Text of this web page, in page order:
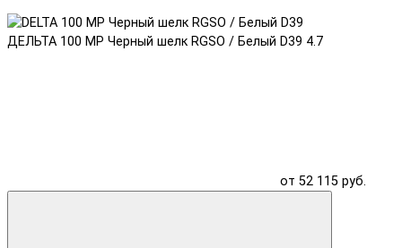
ДЕЛЬТА 100 MP Черный шелк RGSO / Белый D39 4.7
от 52 115 руб.